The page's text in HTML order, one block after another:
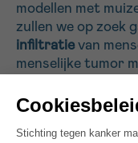
modellen met
zullen we op zoek
infiltratievan
menselijke tumor
immuuncellen. De